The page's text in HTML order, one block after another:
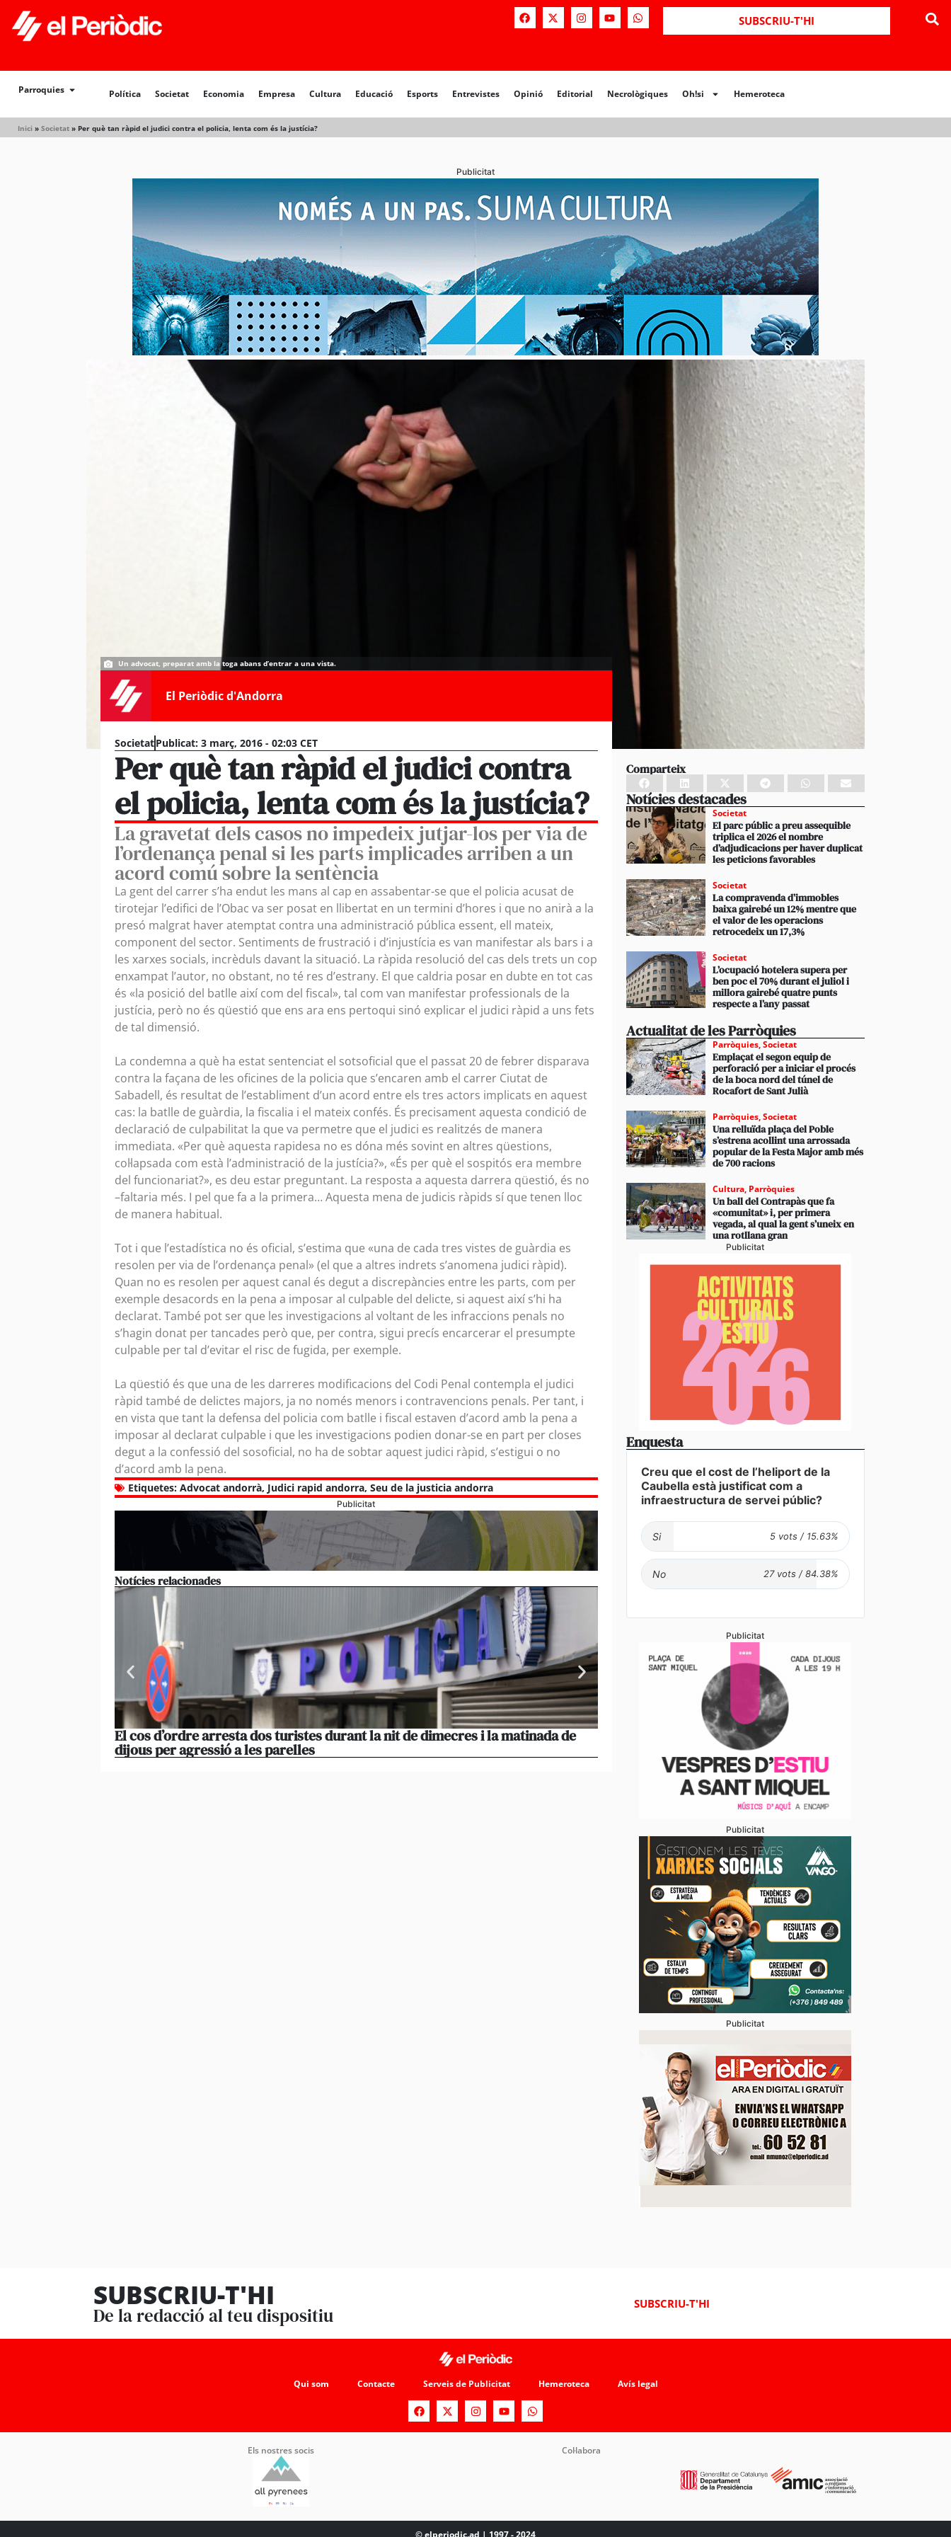
SUBSCRIU-T'HI
Parroquies Política Societat Economia Empresa Cultura Educació Esports Entrevistes Opinió Editorial Necrològiques Oh!si Hemeroteca
Inici » Societat » Per què tan ràpid el judici contra el policia, lenta com és la justícia?
Política Societat Opinió Editorial Necrològiques Hemeroteca
Publicitat
Un advocat, preparat amb la toga abans d’entrar a una vista.
El Periòdic d'Andorra
SocietatPublicat: 3 març, 2016 - 02:03 CET
Per què tan ràpid el judici contra
el policia, lenta com és la justícia?
La gravetat dels casos no impedeix jutjar-los per via de
l’ordenança penal si les parts implicades arriben a un
acord comú sobre la sentència
La gent del carrer s’ha endut les mans al cap en assabentar-se que el policia acusat de
tirotejar l’edifici de l’Obac va ser posat en llibertat en un termini d’hores i que no anirà a la
presó malgrat haver atemptat contra una administració pública essent, ell mateix,
component del sector. Sentiments de frustració i d’injustícia es van manifestar als bars i a
les xarxes socials, incrèduls davant la situació. La ràpida resolució del cas dels trets un cop
enxampat l’autor, no obstant, no té res d’estrany. El que caldria posar en dubte en tot cas
és «la posició del batlle així com del fiscal», tal com van manifestar professionals de la
justícia, però no és qüestió que ens ara ens pertoqui sinó explicar el judici ràpid a uns fets
de tal dimensió.
La condemna a què ha estat sentenciat el sotsoficial que el passat 20 de febrer disparava
contra la façana de les oficines de la policia que s’encaren amb el carrer Ciutat de
Sabadell, és resultat de l’establiment d’un acord entre els tres actors implicats en aquest
cas: la batlle de guàrdia, la fiscalia i el mateix confés. És precisament aquesta condició de
declaració de culpabilitat la que va permetre que el judici es realitzés de manera
immediata. «Per què aquesta rapidesa no es dóna més sovint en altres qüestions,
col·lapsada com està l’administració de la justícia?», «És per què el sospitós era membre
del funcionariat?», es deu estar preguntant. La resposta a aquesta darrera qüestió, és no
–faltaria més. I pel que fa a la primera… Aquesta mena de judicis ràpids sí que tenen lloc
de manera habitual.
Tot i que l’estadística no és oficial, s’estima que «una de cada tres vistes de guàrdia es
resolen per via de l’ordenança penal» (el que a altres indrets s’anomena judici ràpid).
Quan no es resolen per aquest canal és degut a discrepàncies entre les parts, com per
exemple desacords en la pena a imposar al culpable del delicte, si aquest així s’hi ha
declarat. També pot ser que les investigacions al voltant de les infraccions penals no
s’hagin donat per tancades però que, per contra, sigui precís encarcerar el presumpte
culpable per tal d’evitar el risc de fugida, per exemple.
La qüestió és que una de les darreres modificacions del Codi Penal contempla el judici
ràpid també de delictes majors, ja no només menors i contravencions penals. Per tant, i
en vista que tant la defensa del policia com batlle i fiscal estaven d’acord amb la pena a
imposar al declarat culpable i que les investigacions podien donar-se en part per closes
degut a la confessió del sosoficial, no ha de sobtar aquest judici ràpid, s’estigui o no
d’acord amb la pena.
Etiquetes: Advocat andorrà, Judici rapid andorra, Seu de la justicia andorra
Publicitat
Notícies relacionades
El cos d’ordre arresta dos turistes durant la nit de dimecres i la matinada de
dijous per agressió a les parelles
El Govern espera tenir «aviat» el reglament de mesures
l’increment dels preus dels carburants
Comparteix
Notícies destacades
Societat
El parc públic a preu assequible
triplica el 2026 el nombre
d’adjudicacions per haver duplicat
les peticions favorables
Societat
La compravenda d’immobles
baixa gairebé un 12% mentre que
el valor de les operacions
retrocedeix un 17,3%
Societat
L’ocupació hotelera supera per
ben poc el 70% durant el juliol i
millora gairebé quatre punts
respecte a l’any passat
Actualitat de les Parròquies
Parròquies,Societat
Emplaçat el segon equip de
perforació per a iniciar el procés
de la boca nord del túnel de
Rocafort de Sant Julià
Parròquies,Societat
Una relluïda plaça del Poble
s’estrena acollint una arrossada
popular de la Festa Major amb més
de 700 racions
Cultura, Parròquies
Un ball del Contrapàs que fa
«comunitat» i, per primera
vegada, al qual la gent s’uneix en
una rotllana gran
Publicitat
Enquesta
Creu que el cost de l’heliport de la
Caubella està justificat com a
infraestructura de servei públic?
Si
No
Publicitat
Publicitat
Publicitat
SUBSCRIU-T'HI
De la redacció al teu dispositiu
SUBSCRIU-T'HI
Qui som Contacte Serveis de Publicitat Hemeroteca Avís legal
Els nostres socis Col·labora
© elperiodic.ad | 1997 - 2024